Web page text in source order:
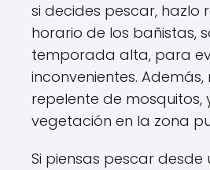
si decides pescar, hazlo
horario de los bañistas,
temporada alta, para
inconvenientes.
repelente de mosquitos,
vegetación en la zona
Si piensas pescar desde